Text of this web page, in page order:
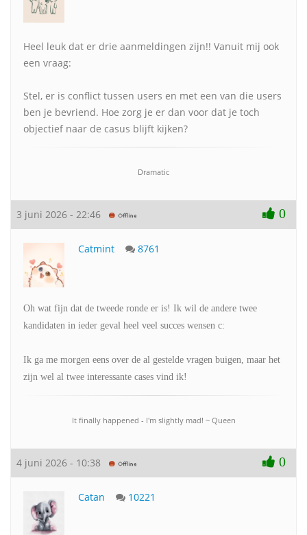
Heel leuk dat er drie aanmeldingen zijn!! Vanuit mij ook
een vraag:
Stel, er is conflict tussen users en met een van die users
ben je bevriend. Hoe zorg je er dan voor dat je toch
objectief naar de casus blijft kijken?
Dramatic
3 juni 2026 - 22:46 0
Catmint 8761
Oh wat fijn dat de tweede ronde er is! Ik wil de andere twee
kandidaten in ieder geval heel veel succes wensen c:
Ik ga me morgen eens over de al gestelde vragen buigen, maar het
zijn wel al twee interessante cases vind ik!
It finally happened - I'm slightly mad! ~ Queen
4 juni 2026 - 10:38 0
Catan 10221